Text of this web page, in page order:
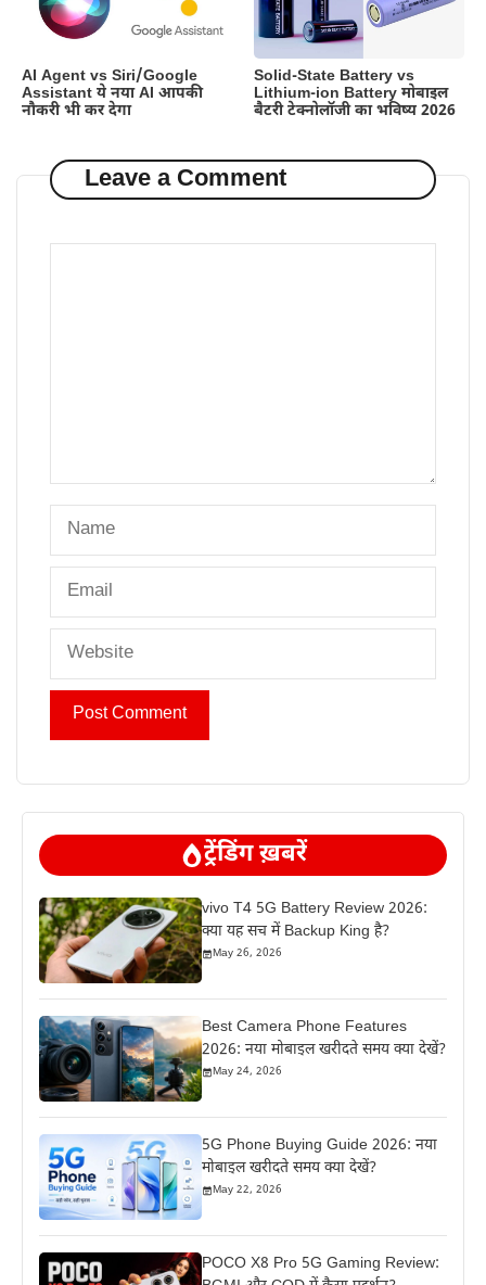
AI Agent vs Siri/Google
Assistant ये नया AI आपकी
नौकरी भी कर देगा
Solid-State Battery vs
Lithium-ion Battery मोबाइल
बैटरी टेक्नोलॉजी का भविष्य 2026
Leave a Comment
Name
Email
Website
ट्रेंडिंग ख़बरें
vivo T4 5G Battery Review 2026:
क्या यह सच में Backup King है?
May 26, 2026
Best Camera Phone Features
2026: नया मोबाइल खरीदते समय क्या देखें?
May 24, 2026
5G Phone Buying Guide 2026: नया
मोबाइल खरीदते समय क्या देखें?
May 22, 2026
POCO X8 Pro 5G Gaming Review: